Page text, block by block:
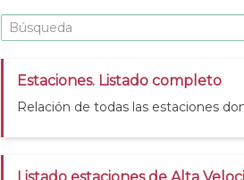
Estaciones. Listado completo
Relación de todas las estaciones